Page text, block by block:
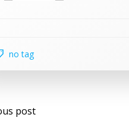
no tag
post